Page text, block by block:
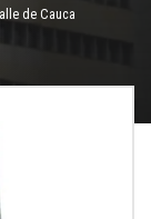
de Cauca